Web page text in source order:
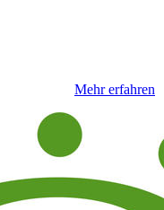
Mehr erfahren